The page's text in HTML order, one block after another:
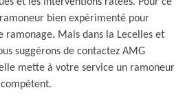
bien expérimenté pour
ramonage. Mais dans la Lecelles et
suggérons de contactez AMG
mette à votre service un ramoneur